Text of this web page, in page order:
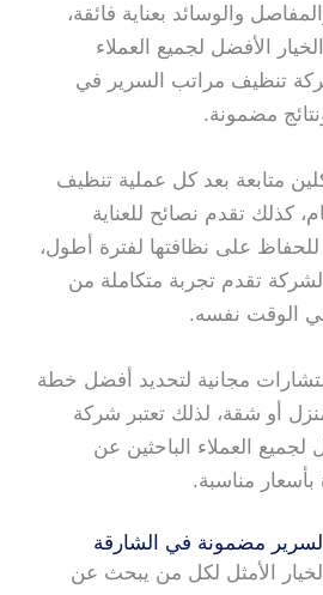
والوسائد بعناية فائقة،
الأفضل لجميع العملاء
تنظيف مراتب السرير في
مضمونة.
متابعة بعد كل عملية تنظيف
كذلك تقدم نصائح للعناية
للحفاظ على نظافتها لفترة أطول،
تقدم تجربة متكاملة من
الوقت نفسه.
مجانية لتحديد أفضل خطة
أو شقة، لذلك تعتبر شركة
لجميع العملاء الباحثين عن
مناسبة.
مضمونة في الشارقة
الأمثل لكل من يبحث عن